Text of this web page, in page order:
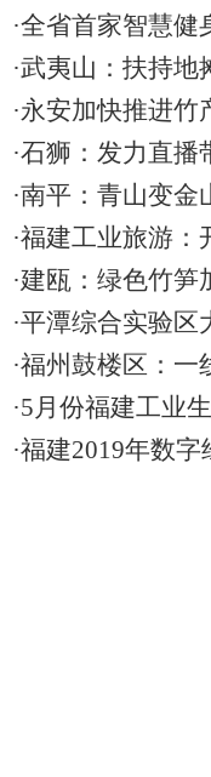
·全省首家智慧健
·武夷山：扶持
·永安加快推进
·石狮：发力直
·南平：青山变
·福建工业旅游
·建瓯：绿色竹
·平潭综合实验
·福州鼓楼区：
·5月份福建工业
·福建2019年数